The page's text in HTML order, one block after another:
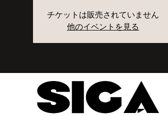
チケットは販売されていません
他のイベントを見る